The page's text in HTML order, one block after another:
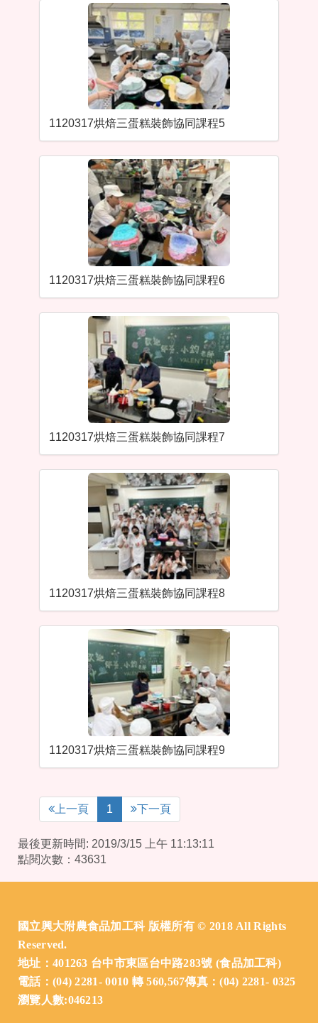
1120317烘焙三蛋糕裝飾協同課程5
1120317烘焙三蛋糕裝飾協同課程6
1120317烘焙三蛋糕裝飾協同課程7
1120317烘焙三蛋糕裝飾協同課程8
1120317烘焙三蛋糕裝飾協同課程9
上一頁 1 下一頁
最後更新時間: 2019/3/15 上午 11:13:11
點閱次數：43631
國立興大附農食品加工科 版權所有 © 2018 All Rights
Reserved.
地址：401263 台中市東區台中路283號 (食品加工科)
電話：(04) 2281- 0010 轉 560,567傳真：(04) 2281- 0325
瀏覽人數:046213